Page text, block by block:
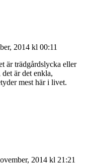
2014 kl 00:11
är trädgårdslycka eller
är det enkla,
mest här i livet.
2014 kl 21:21